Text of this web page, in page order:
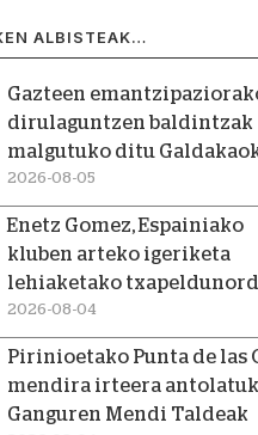
ALBISTEAK…
Gazteen
dirulaguntzen baldintzak
malgutuko ditu
2026-08-05
Enetz Gomez, Espainiako
kluben arteko igeriketa
lehiaketako
2026-08-04
Pirinioetako Punta de las
mendira irteera
Ganguren Mendi Taldeak